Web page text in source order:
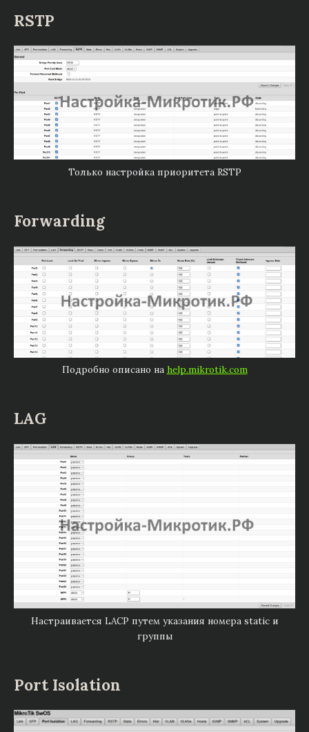
RSTP
Только настройка приоритета RSTP
Forwarding
Подробно описано на help.mikrotik.com
LAG
Настраивается LACP путем указания номера static и
группы
Port Isolation